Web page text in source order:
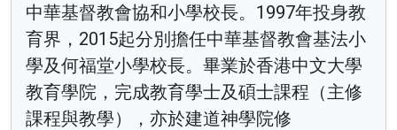
中華基督教會協和小學校長。1997年投身教
育界，2015起分別擔任中華基督教會基法小
學及何福堂小學校長。畢業於香港中文大學
教育學院，完成教育學士及碩士課程（主修
課程與教學），亦於建道神學院修